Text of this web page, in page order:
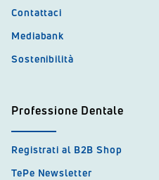
Contattaci
Mediabank
Sostenibilità
Professione Dentale
Registrati al B2B Shop
TePe Newsletter